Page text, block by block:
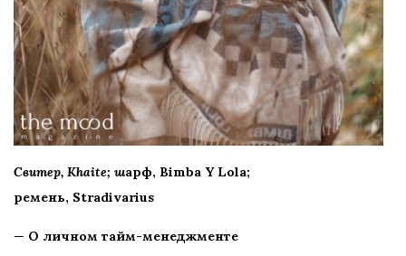
Свитер, Khaite; шарф, Bimba Y Lola;
ремень, Stradivarius
— О личном тайм-менеджменте